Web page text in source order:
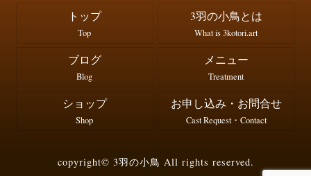
トップ
Top
3羽の小鳥とは
What is 3kotori.art
ブログ
Blog
メニュー
Treatment
ショップ
Shop
お申し込み・お問合せ
Cast Request・Contact
copyright© 3羽の小鳥 All rights reserved.